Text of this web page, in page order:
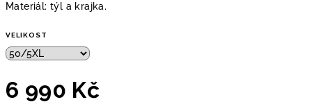
Materiál: týl a krajka.
VELIKOST
6 990 Kč